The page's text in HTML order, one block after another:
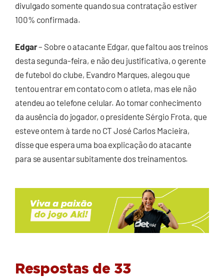
divulgado somente quando sua contratação estiver
100% confirmada.
Edgar– Sobre o atacante Edgar, que faltou aos treinos
desta segunda-feira, e não deu justificativa, o gerente
de futebol do clube, Evandro Marques, alegou que
tentou entrar em contato com o atleta, mas ele não
atendeu ao telefone celular. Ao tomar conhecimento
da ausência do jogador, o presidente Sérgio Frota, que
esteve ontem à tarde no CT José Carlos Macieira,
disse que espera uma boa explicação do atacante
para se ausentar subitamente dos treinamentos.
Respostas de 33